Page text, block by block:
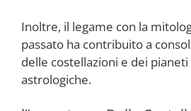
Inoltre, il legame con la
passato ha contribuito a
delle costellazioni e dei
astrologiche.